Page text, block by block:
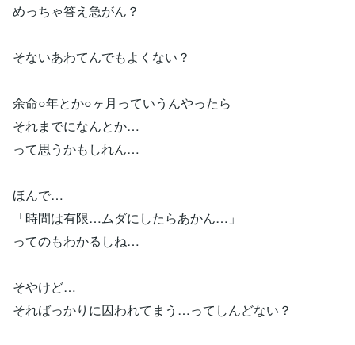
めっちゃ答え急がん？
そないあわてんでもよくない？
余命○年とか○ヶ月っていうんやったら
それまでになんとか…
って思うかもしれん…
ほんで…
「時間は有限…ムダにしたらあかん…」
ってのもわかるしね…
そやけど…
そればっかりに囚われてまう…ってしんどない？